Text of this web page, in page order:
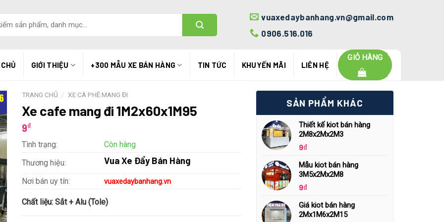
vuaxedaybanhang.vn@gmail.com
0906.516.016
GIỚI THIỆU +300 MẪU XE BÁN HÀNG TIN TỨC KHUYẾN MÃI LIÊN HỆ
GIỎ HÀNG
TRANG CHỦ / XE CÀ PHÊ MANG ĐI
Xe cafe mang đi 1M2x60x1M95
9₫
Tình trạng:
Còn hàng
Thương hiệu:
Vua Xe Đẩy Bán Hàng
Nơi bán uy tín: vuaxedaybanhang.vn
Chất liệu: Sắt + Alu (Tole)
SẢN PHẨM KHÁC
Thiết kế kiot bán hàng
2M8x2Mx2M3
9₫
Mẫu kiot bán hàng
3M5x2Mx2M8
9₫
Giá kiot bán hàng
2Mx1M6x2M15